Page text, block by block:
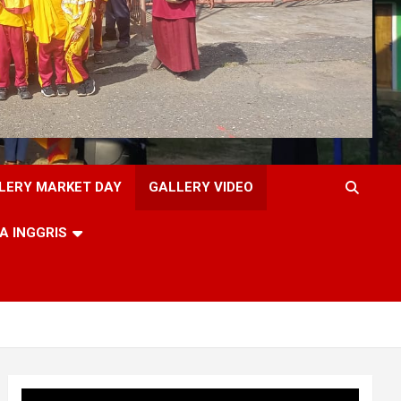
MARKET DAY GALLERY VIDEO
INGGRIS